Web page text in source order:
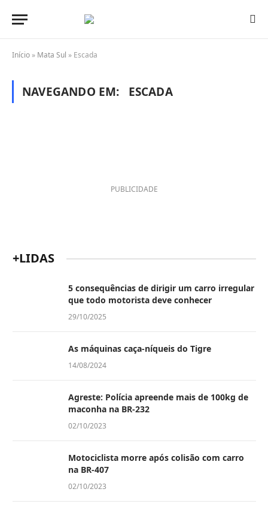
Início » Mata Sul » Escada
NAVEGANDO EM: ESCADA
PUBLICIDADE
+LIDAS
5 consequências de dirigir um carro irregular
que todo motorista deve conhecer
29/10/2025
As máquinas caça-níqueis do Tigre
14/08/2024
Agreste: Polícia apreende mais de 100kg de
maconha na BR-232
02/10/2023
Motociclista morre após colisão com carro
na BR-407
02/10/2023